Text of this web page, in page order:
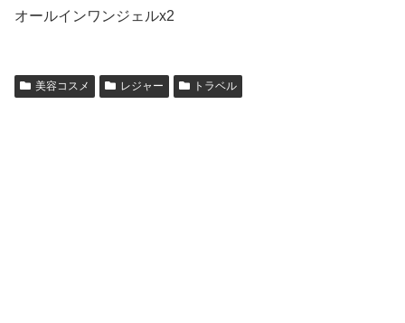
オールインワンジェルx2
美容コスメ レジャー トラベル